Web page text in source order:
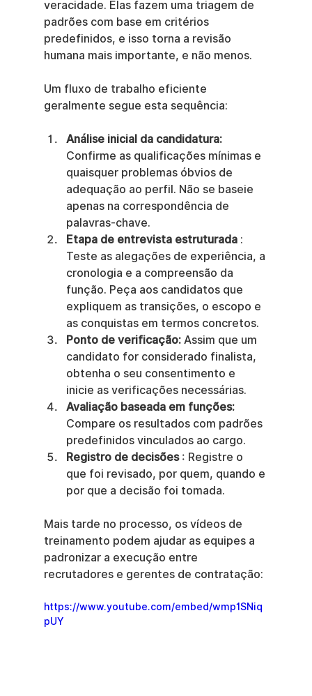
veracidade. Elas fazem uma triagem de
padrões com base em critérios
predefinidos, e isso torna a revisão
humana mais importante, e não menos.
Um fluxo de trabalho eficiente
geralmente segue esta sequência:
Análise inicial da candidatura:
Confirme as qualificações mínimas e
quaisquer problemas óbvios de
adequação ao perfil. Não se baseie
apenas na correspondência de
palavras-chave.
Etapa de entrevista estruturada :
Teste as alegações de experiência, a
cronologia e a compreensão da
função. Peça aos candidatos que
expliquem as transições, o escopo e
as conquistas em termos concretos.
Ponto de verificação: Assim que um
candidato for considerado finalista,
obtenha o seu consentimento e
inicie as verificações necessárias.
Avaliação baseada em funções:
Compare os resultados com padrões
predefinidos vinculados ao cargo.
Registro de decisões : Registre o
que foi revisado, por quem, quando e
por que a decisão foi tomada.
Mais tarde no processo, os vídeos de
treinamento podem ajudar as equipes a
padronizar a execução entre
recrutadores e gerentes de contratação:
https://www.youtube.com/embed/wmp1SNiq
pUY